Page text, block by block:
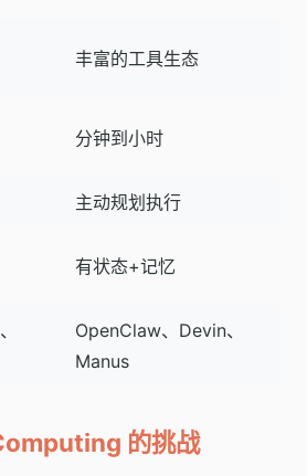
丰富的工具生态
分钟到小时
主动规划执行
有状态+记忆
OpenClaw、Devin、
Manus
的挑战